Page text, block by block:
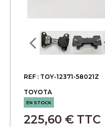
REF : TOY-12371-58021Z
TOYOTA
EN STOCK
225,60 € TTC